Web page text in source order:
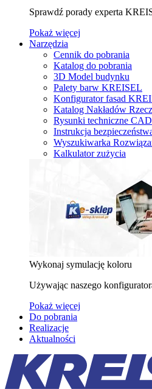
Sprawdź porady experta
Pokaż więcej
Narzędzia
Cennik do pobrania
Katalog do pobrania
3D Model budynku
Palety barw KREISEL
Konfigurator fasad
Katalog Nakładów
Rysunki techniczne CAD
Instrukcja
Wyszukiwarka
Kalkulator zużycia
Wykonaj symulację koloru
Używając naszego
Pokaż więcej
Do pobrania
Realizacje
Aktualności